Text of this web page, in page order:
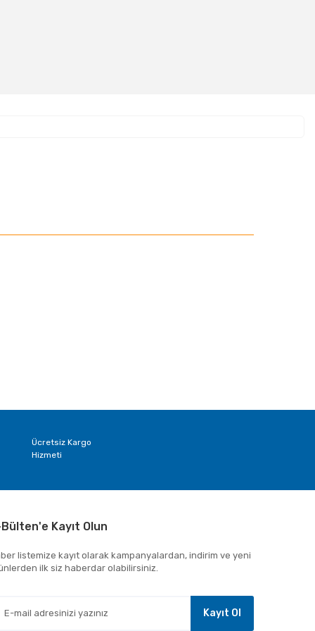
Ücretsiz Kargo
Hizmeti
Kayıt Olun
listemize kayıt olarak kampanyalardan, indirim ve yeni
ilk siz haberdar olabilirsiniz.
Kayıt Ol